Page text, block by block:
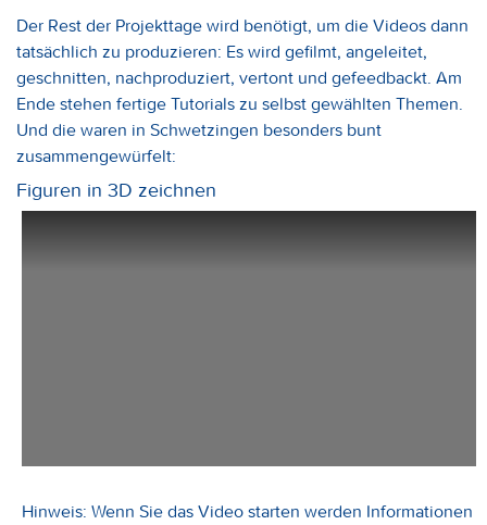
Der Rest der Projekttage wird benötigt, um die Videos dann
tatsächlich zu produzieren: Es wird gefilmt, angeleitet,
geschnitten, nachproduziert, vertont und gefeedbackt. Am
Ende stehen fertige Tutorials zu selbst gewählten Themen.
Und die waren in Schwetzingen besonders bunt
zusammengewürfelt:
Figuren in 3D zeichnen
Hinweis: Wenn Sie das Video starten werden Informationen